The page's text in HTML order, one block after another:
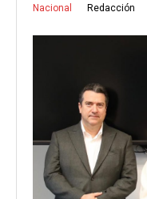
Nacional Redacción